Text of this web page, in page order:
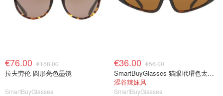
€76.00 €158.00
拉夫劳伦 圆形亮色墨镜
SmartBuyGlasses
€36.00 €56.00
SmartBuyGlasses 猫眼玳瑁色太阳镜
涩谷辣妹风
SmartBuyGlasses